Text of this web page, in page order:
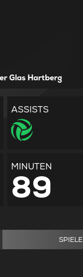
Glas Hartberg
ASSISTS
MINUTEN
89
SPIELE